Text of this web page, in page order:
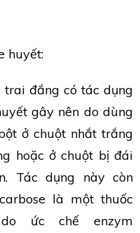
huyết:
trai đắng có tác dụng
gây nên do dùng
ở chuột nhắt trắng
hoặc ở chuột bị đái
Tác dụng này còn
là một thuốc
ức chế enzym